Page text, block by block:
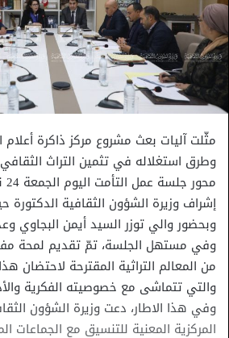
مثّلت آليات بعث مشروع مركز ذاكرة أعلام
وطرق استغلاله في تثمين التراث
إشراف وزيرة الشؤون الثقافية الدكتورة
وبحضور والي توزر السيد أيمن البجاوي
وفي مستهل الجلسة، تمّ تقديم لمحة
من المعالم التراثية المقترحة لاحتضان
والتي تتماشى مع خصوصيته الفكرية
وفي هذا الاطار، دعت وزيرة الشؤون
المركزية المعنية للتنسيق مع الجماعات